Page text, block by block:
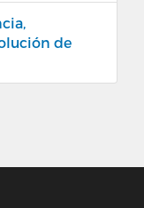
de